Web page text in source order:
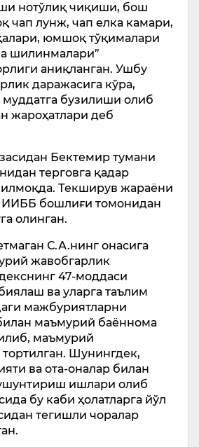
нотўлиқ чиқиши, бош
чап лунж, чап елка камари,
юмшоқ тўқималари
шилинмалари”
аниқланган. Ушбу
даражасига кўра,
муддатга бузилиши олиб
жароҳатлари деб
Бектемир тумани
терговга қадар
Текширув жараёни
бошлиғи томонидан
олинган.
С.А.нинг онасига
жавобгарлик
47-моддаси
ва уларга таълим
мажбуриятларни
маъмурий баённома
маъмурий
Шунингдек,
ва ота-оналар билан
ишлари олиб
бу каби ҳолатларга йўл
тегишли чоралар